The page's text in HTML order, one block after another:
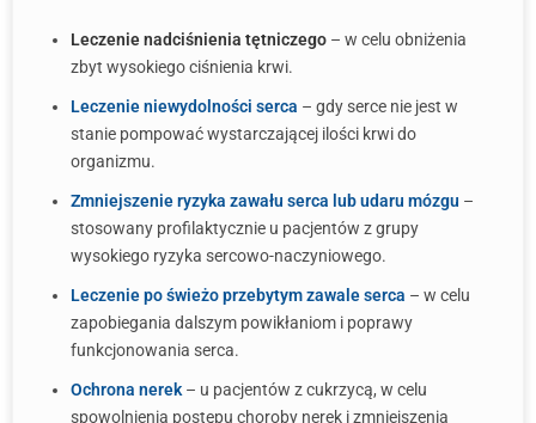
Leczenie nadciśnienia tętniczego – w celu obniżenia
zbyt wysokiego ciśnienia krwi.
Leczenie niewydolności serca – gdy serce nie jest w
stanie pompować wystarczającej ilości krwi do
organizmu.
Zmniejszenie ryzyka zawału serca lub udaru mózgu –
stosowany profilaktycznie u pacjentów z grupy
wysokiego ryzyka sercowo-naczyniowego.
Leczenie po świeżo przebytym zawale serca – w celu
zapobiegania dalszym powikłaniom i poprawy
funkcjonowania serca.
Ochrona nerek – u pacjentów z cukrzycą, w celu
spowolnienia postępu choroby nerek i zmniejszenia